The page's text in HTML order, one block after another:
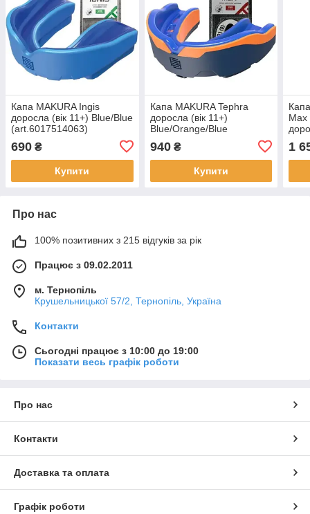
Капа MAKURA Ingis
доросла (вік 11+) Blue/Blue
(art.6017514063)
690 ₴
Купити
Капа MAKURA Tephra
доросла (вік 11+)
Blue/Orange/Blue
940₴
Купити
Max
1
Про нас
100% позитивних з 215 відгуків за рік
Працює з 09.02.2011
м. Тернопіль
Крушельницької 57/2, Тернопіль, Україна
Контакти
Сьогодні працює з 10:00 до 19:00
Показати весь графік роботи
Про нас
Контакти
Доставка та оплата
Графік роботи